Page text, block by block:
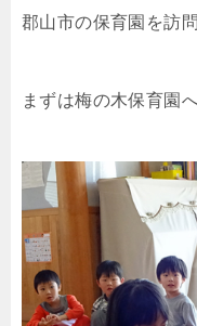
郡山市の保育園を訪
まずは梅の木保育園へ